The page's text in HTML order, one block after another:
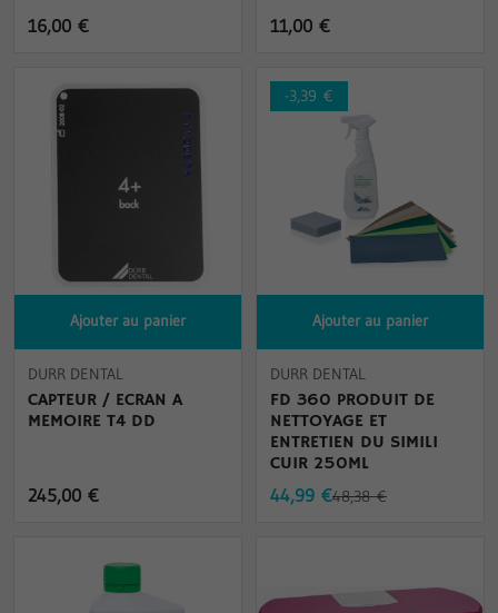
16,00 € 11,00 €
Ajouter au panier
DURR DENTAL
CAPTEUR / ECRAN A
MEMOIRE T4 DD
245,00 €
-3,39 €
Ajouter au panier
DURR DENTAL
FD 360 PRODUIT DE
NETTOYAGE ET
ENTRETIEN DU SIMILI
CUIR 250ML
44,99 €48,38 €